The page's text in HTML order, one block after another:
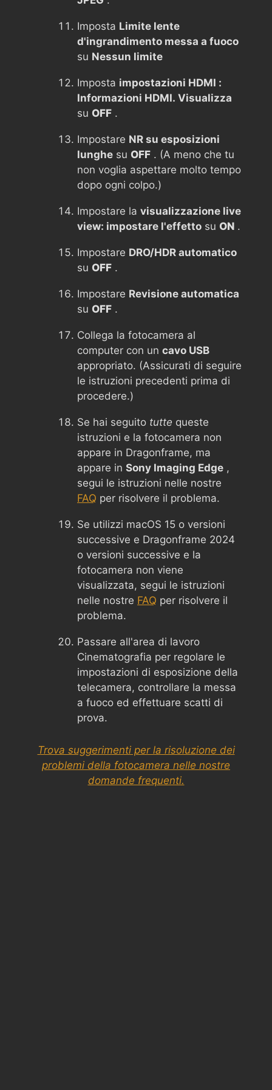
Imposta Limite lente
d'ingrandimento messa a fuoco
su Nessun limite
Imposta impostazioni HDMI :
Informazioni HDMI. Visualizza
su OFF .
Impostare NR su esposizioni
lunghe su OFF . (A meno che tu
non voglia aspettare molto tempo
dopo ogni colpo.)
Impostare la visualizzazione live
view: impostare l'effetto su ON .
Impostare DRO/HDR automatico
su OFF .
Impostare Revisione automatica
su OFF .
Collega la fotocamera al
computer con un cavo USB
appropriato. (Assicurati di seguire
le istruzioni precedenti prima di
procedere.)
Se hai seguito tutte queste
istruzioni e la fotocamera non
appare in Dragonframe, ma
appare in Sony Imaging Edge ,
segui le istruzioni nelle nostre
FAQ per risolvere il problema.
Se utilizzi macOS 15 o versioni
successive e Dragonframe 2024
o versioni successive e la
fotocamera non viene
visualizzata, segui le istruzioni
nelle nostre FAQ per risolvere il
problema.
Passare all'area di lavoro
Cinematografia per regolare le
impostazioni di esposizione della
telecamera, controllare la messa
a fuoco ed effettuare scatti di
prova.
Trova suggerimenti per la risoluzione dei
problemi della fotocamera nelle nostre
domande frequenti.